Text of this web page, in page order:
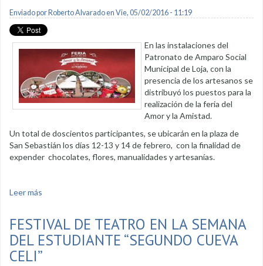
Enviado por Roberto Alvaradoen Vie, 05/02/2016 - 11:19
En las instalaciones del
Patronato de Amparo Social
Municipal de Loja, con la
presencia de los artesanos se
distribuyó los puestos para la
realización de la feria del
Amor y la Amistad.
Un total de doscientos participantes, se ubicarán en la plaza de
San Sebastián los días 12-13 y 14 de febrero, con la finalidad de
expender chocolates, flores, manualidades y artesanías.
Leer más
FESTIVAL DE TEATRO EN LA SEMANA
DEL ESTUDIANTE “SEGUNDO CUEVA
CELI”